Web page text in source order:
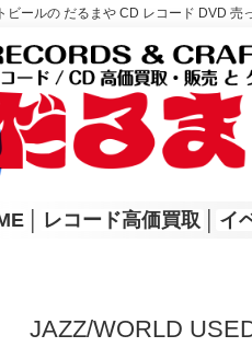
ールの だるまや CD レコード DVD
レコード高価買取 イ
JAZZ/WORLD